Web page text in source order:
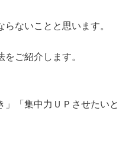
ないことと思います。
ご紹介します。
」「集中力ＵＰさせたいと